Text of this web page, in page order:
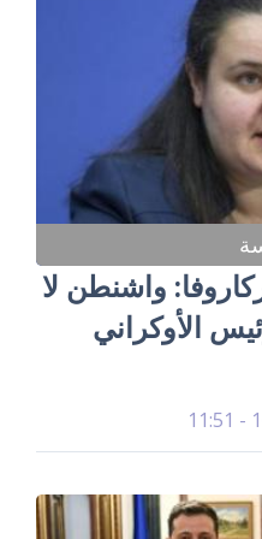
واشنطن لا
الأوكراني